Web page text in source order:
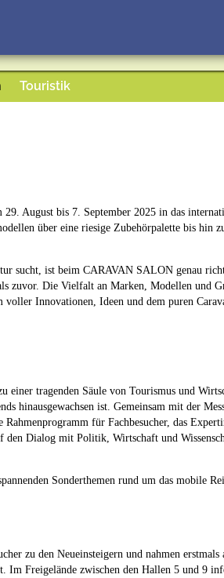
Touristik
August bis 7. September 2025 in das
über eine riesige Zubehörpalette bis hin
sucht, ist beim CARAVAN SALON genau
zuvor. Die Vielfalt an Marken, Modellen und
Innovationen, Ideen und dem puren
einer tragenden Säule von Tourismus und
hinausgewachsen ist. Gemeinsam mit der
für Fachbesucher, das
den Dialog mit Politik, Wirtschaft und
Sonderthemen rund um das mobile
zu den Neueinsteigern und nahmen erstmals
Freigelände zwischen den Hallen 5 und 9